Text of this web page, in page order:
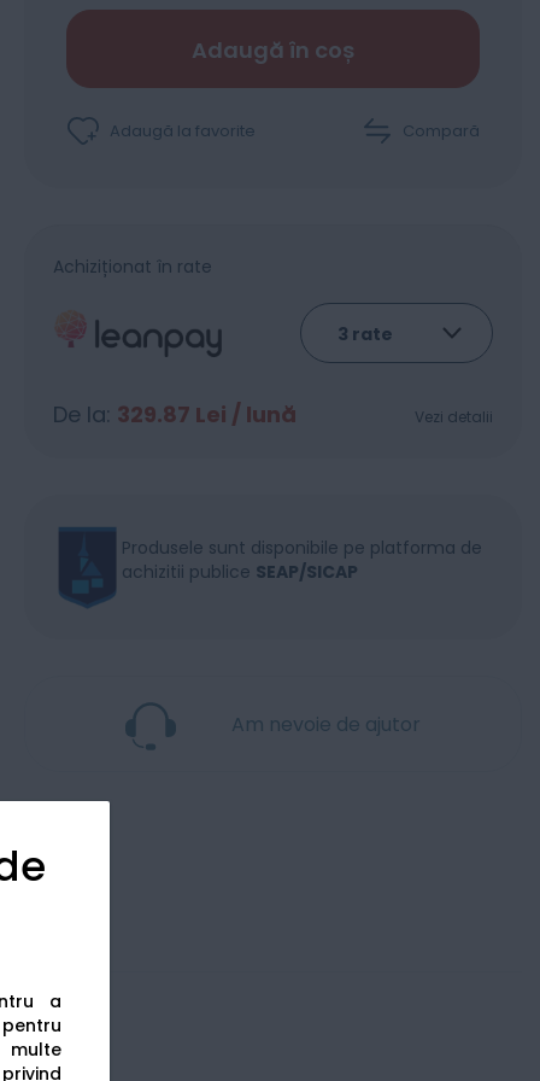
a
multe
Adaugă în coș
Adaugă la favorite Compară
Achiziționat în rate
De la: 329.87 Lei / lună Vezi detalii
Produsele sunt disponibile pe platforma de
achizitii publice SEAP/SICAP
Am nevoie de ajutor